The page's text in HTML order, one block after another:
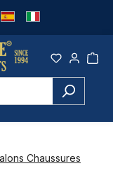
Chaussures